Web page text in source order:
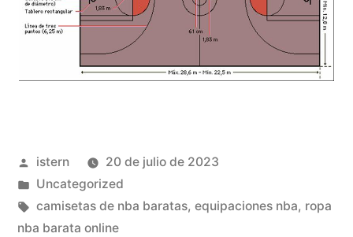
Publicado
por
istern
20 de julio de 2023
Publicado
en
Uncategorized
Etiquetas:
camisetas de nba baratas, equipaciones nba, ropa
nba barata online